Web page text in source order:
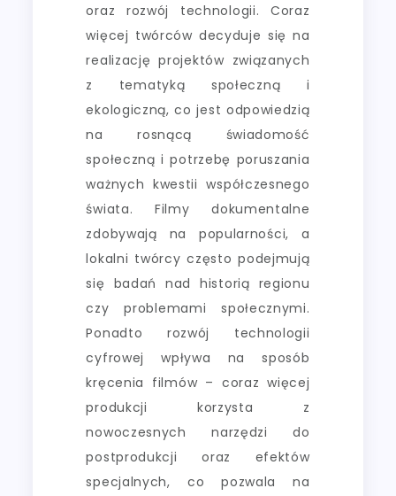
oraz rozwój technologii. Coraz
więcej twórców decyduje się na
realizację projektów związanych
z tematyką społeczną i
ekologiczną, co jest odpowiedzią
na rosnącą świadomość
społeczną i potrzebę poruszania
ważnych kwestii współczesnego
świata. Filmy dokumentalne
zdobywają na popularności, a
lokalni twórcy często podejmują
się badań nad historią regionu
czy problemami społecznymi.
Ponadto rozwój technologii
cyfrowej wpływa na sposób
kręcenia filmów – coraz więcej
produkcji korzysta z
nowoczesnych narzędzi do
postprodukcji oraz efektów
specjalnych, co pozwala na